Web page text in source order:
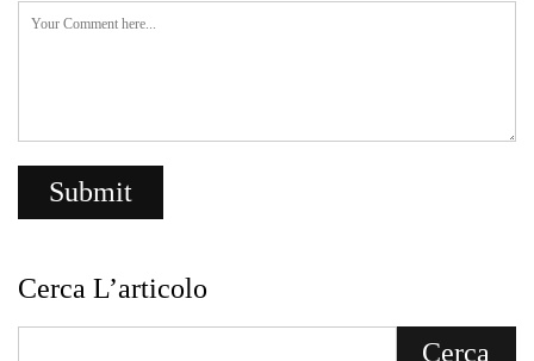
Cerca L’articolo